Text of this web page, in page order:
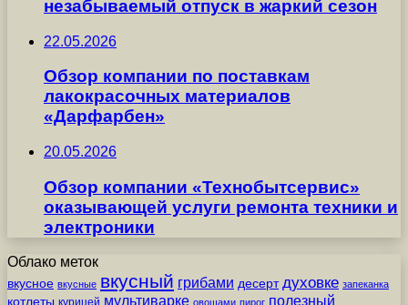
незабываемый отпуск в жаркий сезон
22.05.2026
Обзор компании по поставкам
лакокрасочных материалов
«Дарфарбен»
20.05.2026
Обзор компании «Технобытсервис»
оказывающей услуги ремонта техники и
электроники
Облако меток
вкусное вкусные вкусный грибами десерт духовке запеканка
котлеты мультиварке овощами пирог полезный